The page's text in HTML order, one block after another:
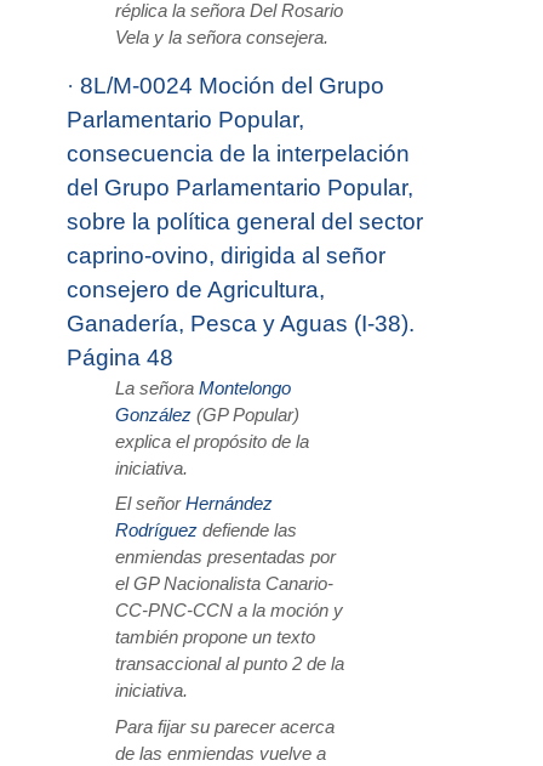
réplica la señora Del Rosario
Vela y la señora consejera.
· 8L/M-0024 Moción del Grupo
Parlamentario Popular,
consecuencia de la interpelación
del Grupo Parlamentario Popular,
sobre la política general del sector
caprino-ovino, dirigida al señor
consejero de Agricultura,
Ganadería, Pesca y Aguas (I-38).
Página 48
La señora Montelongo
González (GP Popular)
explica el propósito de la
iniciativa.
El señorHernández
Rodríguez defiende las
enmiendas presentadas por
el GP Nacionalista Canario-
CC-PNC-CCN a la moción y
también propone un texto
transaccional al punto 2 de la
iniciativa.
Para fijar su parecer acerca
de las enmiendas vuelve a